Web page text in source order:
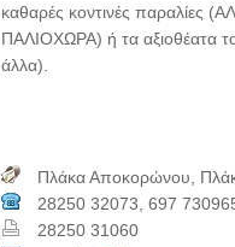
καθαρές κοντινές
ΠΑΛΙΟΧΩΡΑ) ή τα αξιοθέατα
άλλα).
Πλάκα Αποκορώνου,
28250 32073, 697
28250 31060